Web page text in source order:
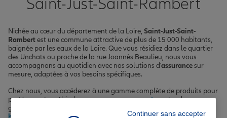
Saint-Just-Saint-Rambert
Nichée au cœur du département de la Loire, Saint-Just-Saint-
Rambertest une commune attractive de plus de 15 000 habitants,
baignée par les eaux de la Loire. Que vous résidiez dans le quartier
des Unchats ou proche de la rue Joannès Beaulieu, nous vous
accompagnons au quotidien avec nos solutions d'assurancesur
mesure, adaptées à vos besoins spécifiques.
Chez nous, vous accéderez à une gamme complète de produits pour
protéger votre véhicule avec uneassurance auto, votre deux-roues
grâce à notre
Continuer sans accepter